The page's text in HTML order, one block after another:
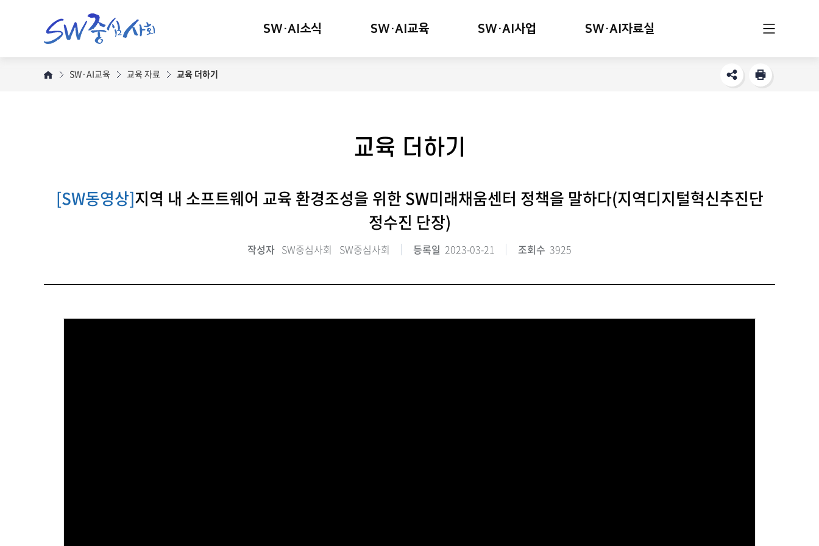
SW·AI소식 SW·AI교육 SW·AI사업 SW·AI자료실
SW·AI교육 교육 자료 교육 더하기
교육 더하기
[SW동영상]지역 내 소프트웨어 교육 환경조성을 위한 SW미래채움센터 정책을 말하다(지역디지털혁신추진단
정수진 단장)
작성자 SW중심사회 SW중심사회 등록일 2023-03-21 조회수 3925